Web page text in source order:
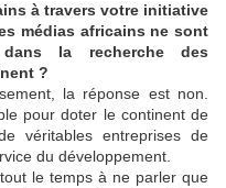
à travers votre initiative
médias africains ne sont
la recherche des
?
la réponse est non.
pour doter le continent de
véritables entreprises de
du développement.
le temps à ne parler que